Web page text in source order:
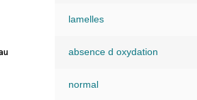
lamelles
absence d oxydation
normal